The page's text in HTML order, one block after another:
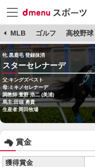
MLB ゴルフ 高校野球
牝 黒鹿毛 登録抹消
スターセレナーデ
父:キングズベスト
母:ミキノセレナーデ
調教師:萱野 浩二 (美浦)
馬主:田頭 勇貴
生産者:岡田牧場
賞金
獲得賞金